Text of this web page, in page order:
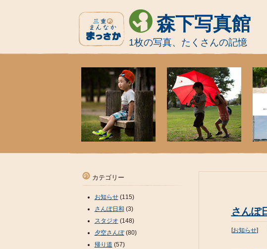
森下写真館
1枚の写真、たくさんの記憶
さんぽ
[お知らせ]
カテゴリー
お知らせ(115)
さんぽ日和 (3)
スタジオ (148)
夕空さんぽ(80)
帰り道 (57)